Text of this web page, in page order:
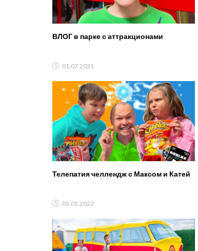
ВЛОГ в парке с аттракционами
01.07.2021
Телепатия челлендж с Максом и Катей
03.05.2022